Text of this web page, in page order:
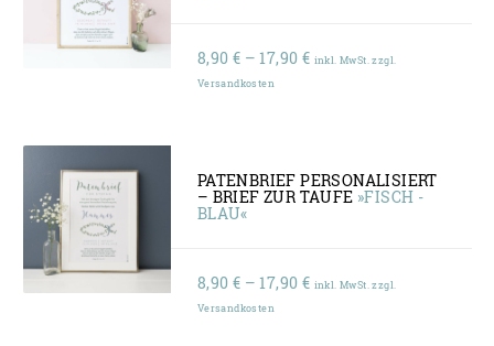
8,90 € –17,90 €Preisspanne:
inkl. MwSt. zzgl.
Versandkosten
PATENBRIEF PERSONALISIERT
– BRIEF ZUR TAUFE »FISCH -
BLAU«
8,90 € –17,90 €Preisspanne:
inkl. MwSt. zzgl.
Versandkosten